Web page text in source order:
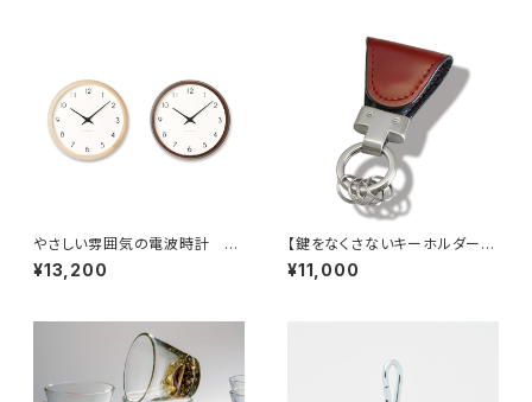
やさしい雰囲気の電波時計 C
ampagne / カンパーニュ
¥13,200
【鍵をなくさないキーホルダー】
Key Clip cordovan red
¥11,000